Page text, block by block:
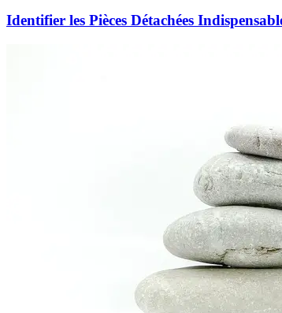
Identifier les Pièces Détachées